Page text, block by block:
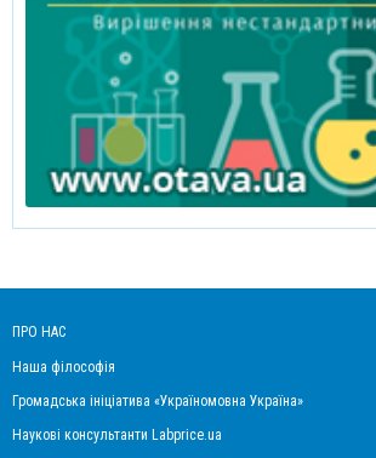
ПРО НАС
Наша філософія
Громадська ініціатива «Україномовна Україна»
Наукові консультанти Labprice.ua